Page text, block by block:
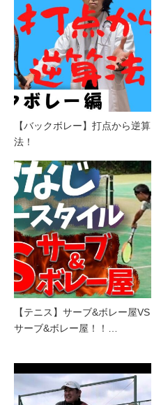
【バックボレー】打点から逆算
法！
【テニス】サーブ&ボレー屋VS
サーブ&ボレー屋！！…